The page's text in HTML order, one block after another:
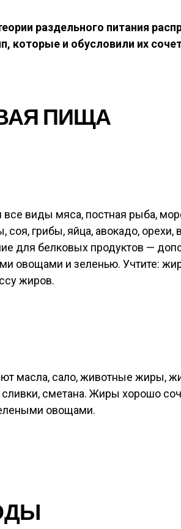
раздельного питания
которые и обусловили их
ПИЩА
все виды мяса, постная рыба,
грибы, яйца, авокадо, орехи,
для белковых продуктов —
овощами и зеленью. Учтите:
жиров.
масла, сало, животные жиры,
сметана. Жиры хорошо
овощами.